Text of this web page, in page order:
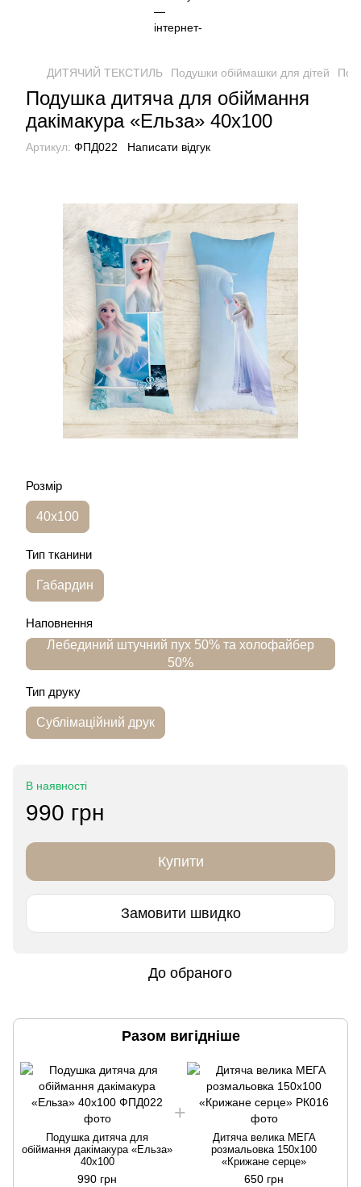
ДИТЯЧИЙ ТЕКСТИЛЬ Подушки обіймашки для дітей
Подушка дитяча для обіймання
дакімакура «Ельза» 40х100
Артикул: ФПД022 Написати відгук
Розмір
40х100
Тип тканини
Габардин
Наповнення
Лебединий штучний пух 50% та холофайбер
50%
Тип друку
Сублімаційний друк
В наявності
990 грн
Купити
Замовити швидко
До обраного
Разом вигідніше
Подушка дитяча для
обіймання дакімакура «Ельза»
40х100
990 грн
Дитяча велика МЕГА
розмальовка 150х100
«Крижане серце»
650 грн